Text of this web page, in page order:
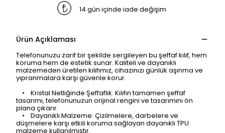
14 gün içinde iade değişim
Ürün Açıklaması
Telefonunuzu zarif bir şekilde sergileyen bu şeffaf kılıf, hem
koruma hem de estetik sunar. Kaliteli ve dayanıklı
malzemeden üretilen kılıfımız, cihazınızı günlük aşınma ve
yıpranmalara karşı güvenle korur.
• Kristal Netliğinde Şeffaflık: Kılıfın tamamen şeffaf
tasarımı, telefonunuzun orijinal rengini ve tasarımını ön
plana çıkarır.
• Dayanıklı Malzeme: Çizilmelere, darbelere ve
düşmelere karşı etkili koruma sağlayan dayanıklı TPU
malzeme kullanılmıştır.